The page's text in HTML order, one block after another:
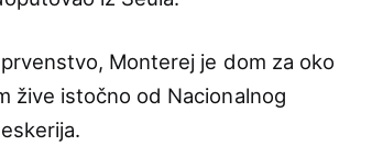
Monterej je dom za oko
žive istočno od Nacionalnog